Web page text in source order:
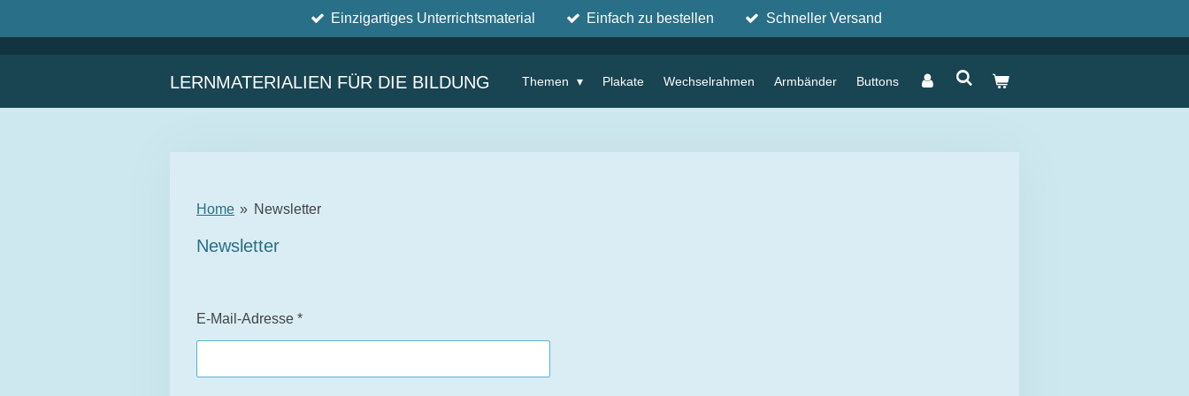
Hauptinhalt
Einzigartiges Unterrichtsmaterial Einfach zu bestellen Schneller Versand
LERNMATERIALIEN FÜR DIE BILDUNG Themen Plakate Wechselrahmen Armbänder Buttons
Home » Newsletter
Newsletter
E-Mail-Adresse *